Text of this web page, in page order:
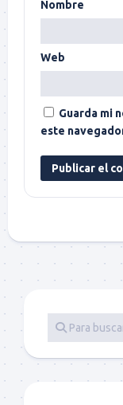
Nombre
Web
Guarda mi
este